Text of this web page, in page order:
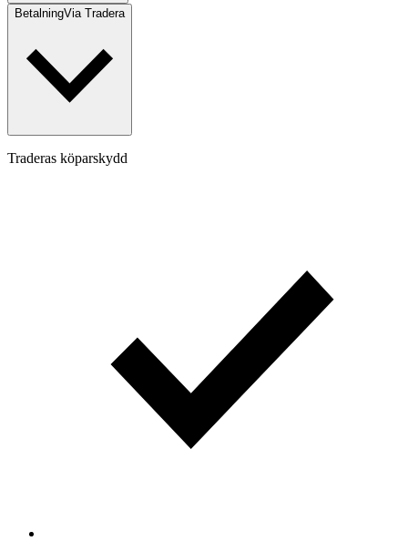
BetalningVia Tradera
Traderas köparskydd